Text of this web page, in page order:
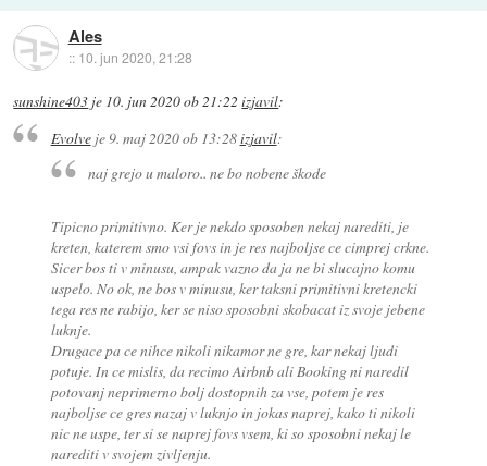
Ales
:: 10. jun 2020, 21:28
sunshine403 je 10. jun 2020 ob 21:22 izjavil:
Evolveje 9. maj 2020 ob 13:28izjavil:
naj grejo u maloro.. ne bo nobene škode
Tipicno primitivno. Ker je nekdo sposoben nekaj narediti, je
kreten, katerem smo vsi fovs in je res najboljse ce cimprej crkne.
Sicer bos ti v minusu, ampak vazno da ja ne bi slucajno komu
uspelo. No ok, ne bos v minusu, ker taksni primitivni kretencki
tega res ne rabijo, ker se niso sposobni skobacat iz svoje jebene
luknje.
Drugace pa ce nihce nikoli nikamor ne gre, kar nekaj ljudi
potuje. In ce mislis, da recimo Airbnb ali Booking ni naredil
potovanj neprimerno bolj dostopnih za vse, potem je res
najboljse ce gres nazaj v luknjo in jokas naprej, kako ti nikoli
nic ne uspe, ter si se naprej fovs vsem, ki so sposobni nekaj le
narediti v svojem zivljenju.